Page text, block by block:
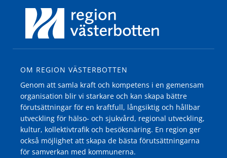
OM REGION VÄSTERBOTTEN
Genom att samla kraft och kompetens i en gemensam
organisation blir vi starkare och kan skapa bättre
förutsättningar för en kraftfull, långsiktig och hållbar
utveckling för hälso- och sjukvård, regional utveckling,
kultur, kollektivtrafik och besöksnäring. En region ger
också möjlighet att skapa de bästa förutsättningarna
för samverkan med kommunerna.